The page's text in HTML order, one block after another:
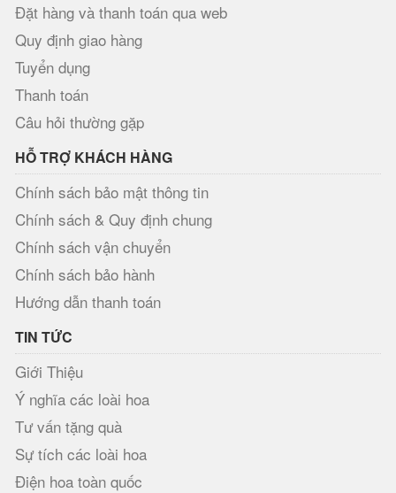
Đặt hàng và thanh toán qua web
Quy định giao hàng
Tuyển dụng
Thanh toán
Câu hỏi thường gặp
HỖ TRỢ KHÁCH HÀNG
Chính sách bảo mật thông tin
Chính sách & Quy định chung
Chính sách vận chuyển
Chính sách bảo hành
Hướng dẫn thanh toán
TIN TỨC
Giới Thiệu
Ý nghĩa các loài hoa
Tư vấn tặng quà
Sự tích các loài hoa
Điện hoa toàn quốc